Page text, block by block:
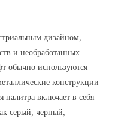
дизайном,
и необработанных
обычно используются
конструкции
включает в себя
серый, черный,